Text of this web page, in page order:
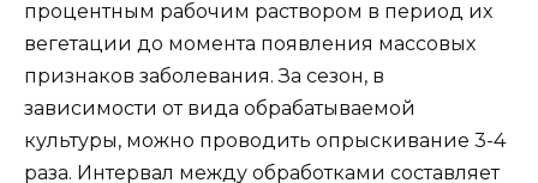
процентным рабочим раствором в период их
вегетации до момента появления массовых
признаков заболевания. За сезон, в
зависимости от вида обрабатываемой
культуры, можно проводить опрыскивание 3-4
раза. Интервал между обработками составляет